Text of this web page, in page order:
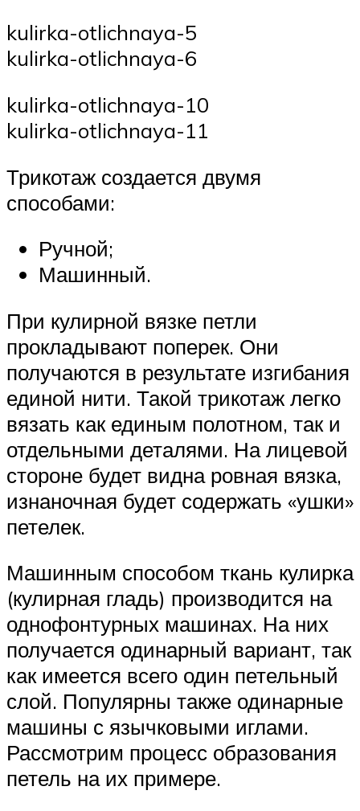
kulirka-otlichnaya-5
kulirka-otlichnaya-6
kulirka-otlichnaya-10
kulirka-otlichnaya-11
Трикотаж создается двумя
способами:
Ручной;
Машинный.
При кулирной вязке петли
прокладывают поперек. Они
получаются в результате изгибания
единой нити. Такой трикотаж легко
вязать как единым полотном, так и
отдельными деталями. На лицевой
стороне будет видна ровная вязка,
изнаночная будет содержать «ушки»
петелек.
Машинным способом ткань кулирка
(кулирная гладь) производится на
однофонтурных машинах. На них
получается одинарный вариант, так
как имеется всего один петельный
слой. Популярны также одинарные
машины с язычковыми иглами.
Рассмотрим процесс образования
петель на их примере.